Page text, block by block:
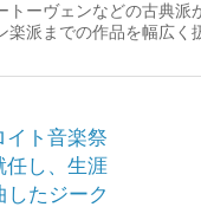
トーヴェンなどの古典派
楽派までの作品を幅広く
イト音楽祭
任し、生涯
したジーク